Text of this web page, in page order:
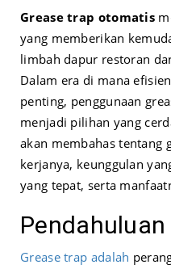
Grease trap otomatis
yang memberikan
limbah dapur restoran
Dalam era di mana
penting, penggunaan
menjadi pilihan yang
akan membahas tentang
kerjanya, keunggulan
yang tepat, serta
Pendahuluan
Grease trap adalah